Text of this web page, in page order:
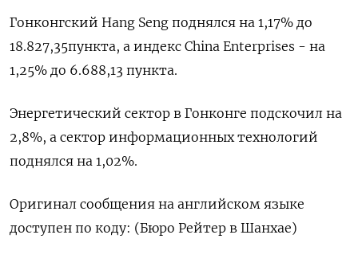
Гонконгский Hang Seng поднялся на 1,17% до
18.827,35​ пункта, а индекс China Enterprises - на
1,25% до 6.688,13 пункта.
Энергетический сектор в Гонконге подскочил на
2,8%, а сектор информационных технологий
поднялся на 1,02%.
Оригинал сообщения на английском языке
доступен по коду: (Бюро Рейтер в Шанхае)